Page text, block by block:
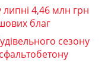
4,46 млн грн
благ
сезону